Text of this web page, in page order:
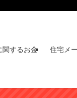
関するお金 住宅メ